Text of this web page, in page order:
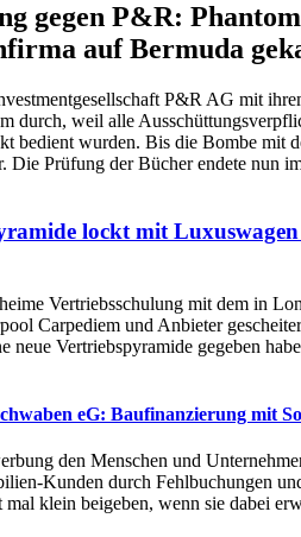
gegen P&R:
auf Bermuda
P&R AG mit
durch, weil alle
bedient wurden. Bis die Bombe mit
Die Prüfung der Bücher endete nun
lockt mit
Vertriebsschulung mit dem in
Carpediem und Anbieter
neue Vertriebspyramide gegeben
eG: Baufinanzierung mit
den Menschen und
Kunden durch Fehlbuchungen
klein beigeben, wenn sie dabei